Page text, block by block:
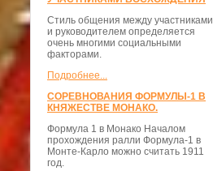
Стиль общения между участниками
и руководителем определяется
очень многими социальными
факторами.
Подробнее...
СОРЕВНОВАНИЯ ФОРМУЛЫ-1 В
КНЯЖЕСТВЕ МОНАКО.
Формула 1 в Монако Началом
прохождения ралли Формула-1 в
Монте-Карло можно считать 1911
год.